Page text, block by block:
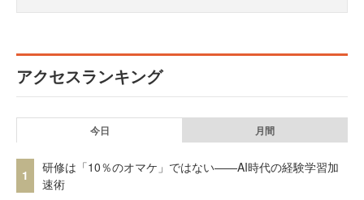
アクセスランキング
今日 月間
1
研修は「10％のオマケ」ではない——AI時代の経験学習加
速術